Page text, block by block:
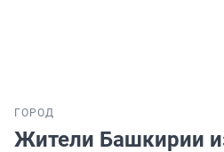
ГОРОД
Жители Башкирии